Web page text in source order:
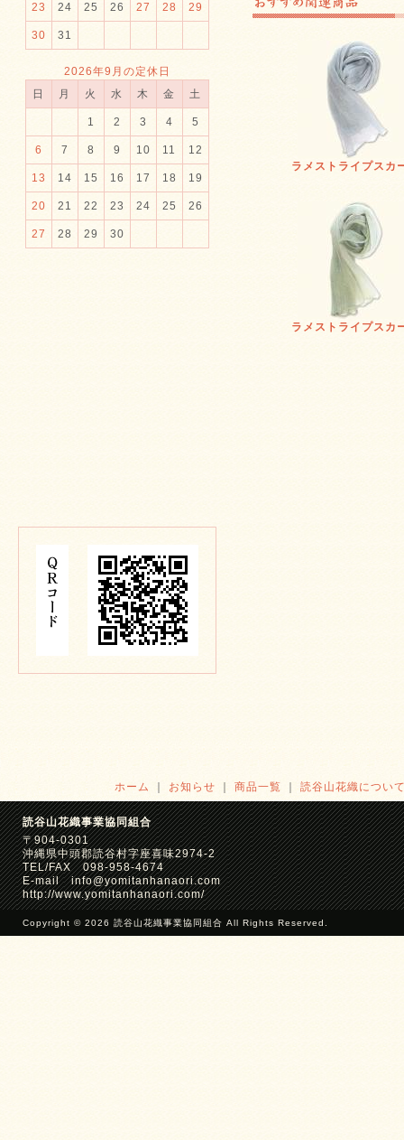
ラメストライプスカ
ラメストライプスカ
23 24 25 26 27 28 29
30 31
2026年9月の定休日
日
月 火 水 木 金 土
1 2 3 4 5
6 7 8 9 10 11 12
13 14 15 16 17 18 19
20 21 22 23 24 25 26
27 28 29 30
ホーム お知らせ 商品一覧 読谷山花織につい
読谷山花織事業協同組合
〒904-0301
沖縄県中頭郡読谷村字座喜味2974-2
TEL/FAX 098-958-4674
E-mail info@yomitanhanaori.com
http://www.yomitanhanaori.com/
Copyright © 2026 読谷山花織事業協同組合 All Rights Reserved.